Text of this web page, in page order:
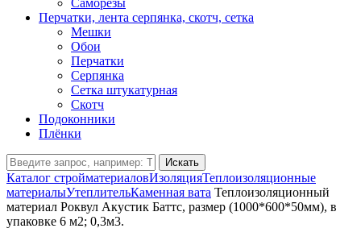
Саморезы
Перчатки, лента серпянка, скотч, сетка
Мешки
Обои
Перчатки
Серпянка
Сетка штукатурная
Скотч
Подоконники
Плёнки
Искать
Каталог стройматериаловИзоляцияТеплоизоляционные
материалыУтеплительКаменная вата Теплоизоляционный
материал Роквул Акустик Баттс, размер (1000*600*50мм), в
упаковке 6 м2; 0,3м3.